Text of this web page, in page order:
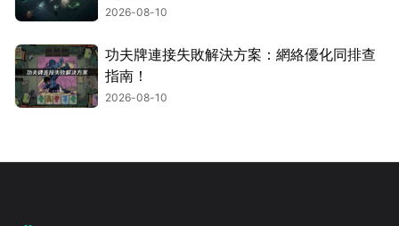
2026-08-10
功夫牌連接失敗解決方案：網絡優化同排查
指南！
2026-08-10